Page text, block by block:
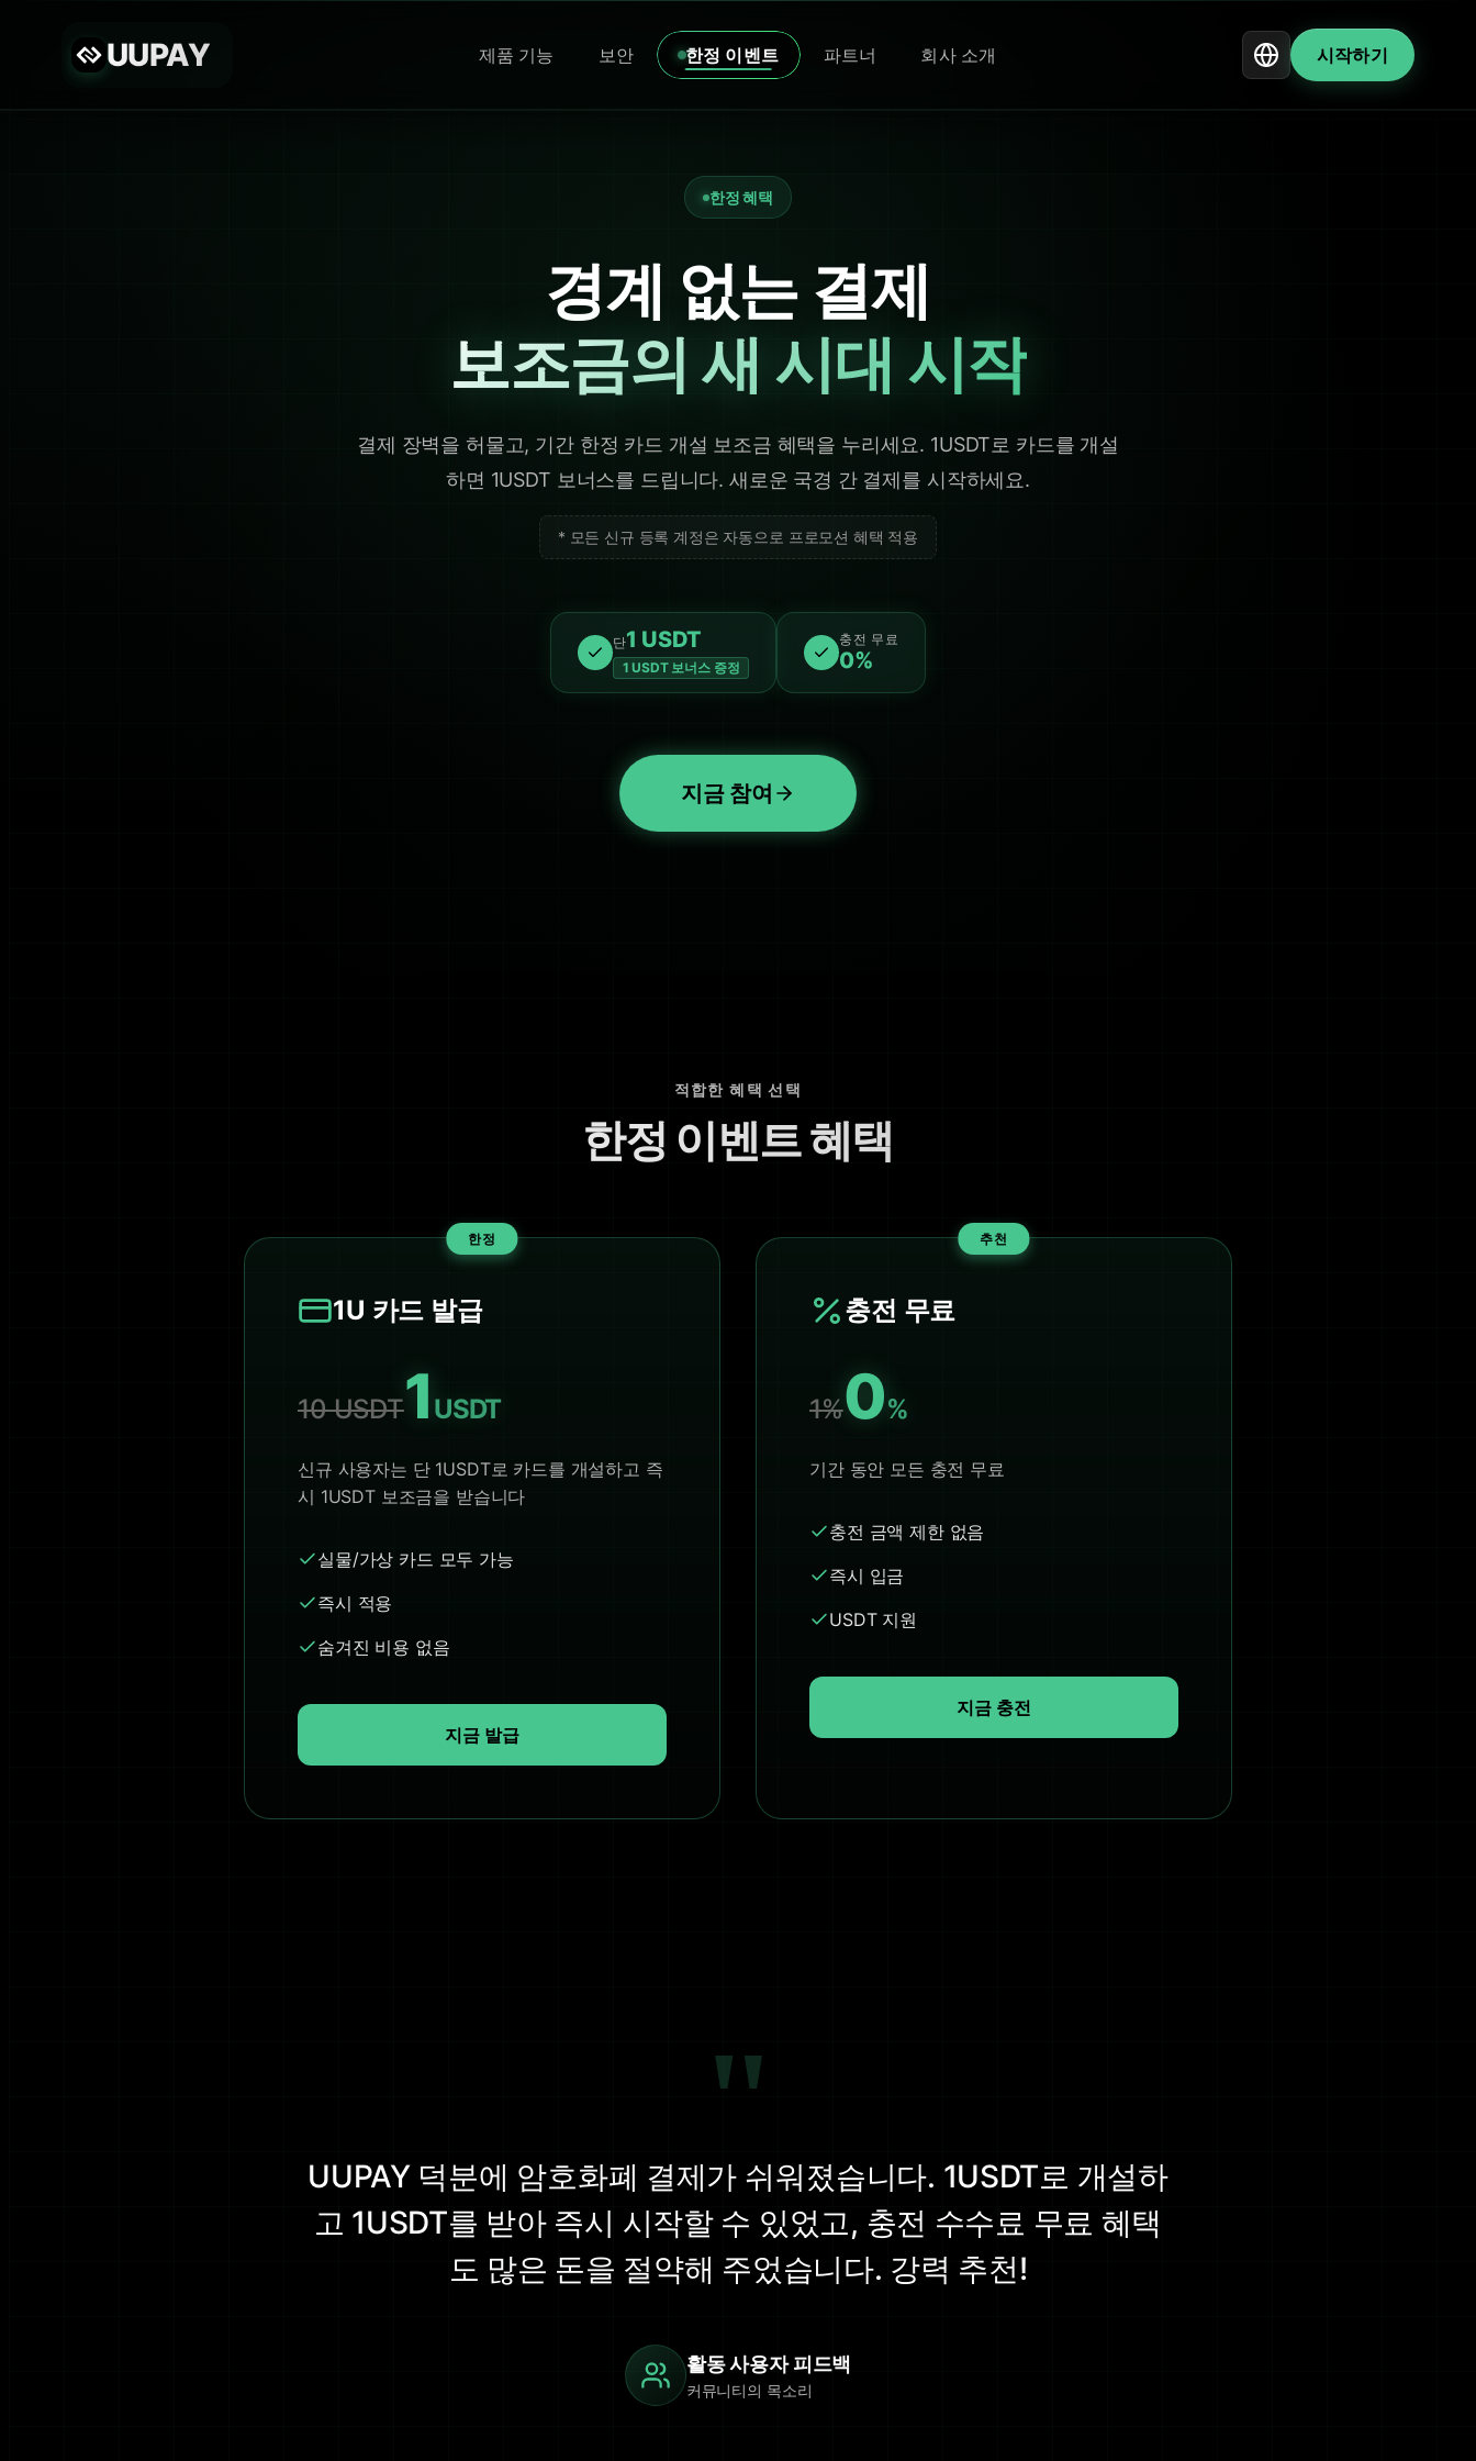
UUPAY 제품 기능 보안 한정 이벤트 파트너 회사 소개 시작하기
한정 혜택
경계 없는 결제
보조금의 새 시대 시작
결제 장벽을 허물고, 기간 한정 카드 개설 보조금 혜택을 누리세요. 1USDT로 카드를 개설
하면 1USDT 보너스를 드립니다. 새로운 국경 간 결제를 시작하세요.
* 모든 신규 등록 계정은 자동으로 프로모션 혜택 적용
단1 USDT
1 USDT 보너스 증정
충전 무료
0%
지금 참여
적합한 혜택 선택
한정 이벤트 혜택
한정
1U 카드 발급
10 USDT1 USDT
신규 사용자는 단 1USDT로 카드를 개설하고 즉
시 1USDT 보조금을 받습니다
실물/가상 카드 모두 가능
즉시 적용
숨겨진 비용 없음
지금 발급
추천
충전 무료
1%0%
기간 동안 모든 충전 무료
충전 금액 제한 없음
즉시 입금
USDT 지원
지금 충전
"
UUPAY 덕분에 암호화폐 결제가 쉬워졌습니다. 1USDT로 개설하
고 1USDT를 받아 즉시 시작할 수 있었고, 충전 수수료 무료 혜택
도 많은 돈을 절약해 주었습니다. 강력 추천!
활동 사용자 피드백
커뮤니티의 목소리